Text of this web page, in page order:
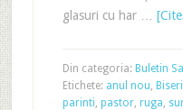
glasuri cu har …
Din categoria: Buletin
Etichete: anul nou,
parinti, pastor, ruga,